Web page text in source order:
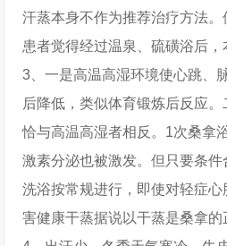
汗蒸本身不作为推荐治疗方法
患者觉得经过温泉、硫磺浴后，
3、一是高温高湿环境使心跳、
后降低，类似体育锻炼后反应
恰与高温高湿者相反。1次桑拿
激素分泌也被激发。但只要条件
洗浴按常规进行，即使对轻症
害健康干蒸据说以干蒸是桑拿的